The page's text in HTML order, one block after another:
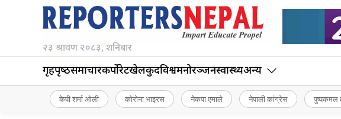
२३ श्रावण २०८३, शनिबार
गृहपृष्‍ठसमाचारकर्पोरेटखेलकुदविश्वमनोरञ्जनस्वास्थ्यअन्य
केपी शर्मा ओली कोरोना भाइरस नेकपा एमाले नेपाली कांग्रेस पुष्पकमल